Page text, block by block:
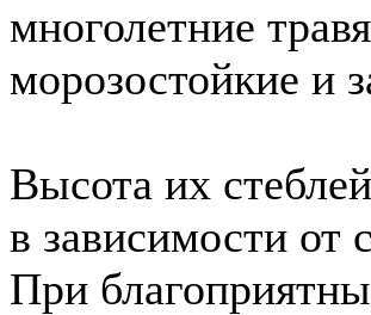
многолетние
морозостойкие и
Высота их
в зависимости
При